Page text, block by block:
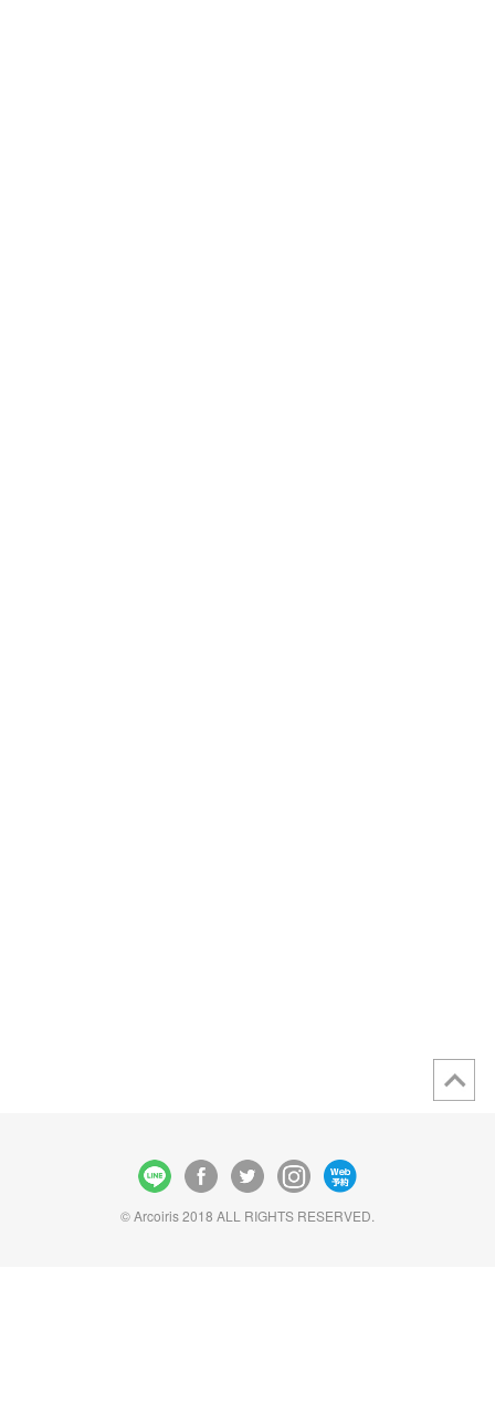
© Arcoiris 2018 ALL RIGHTS RESERVED.